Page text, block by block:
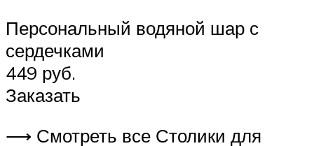
Персональный водяной шар с
сердечками
449 руб.
Заказать
⟶ Смотреть все Столики для